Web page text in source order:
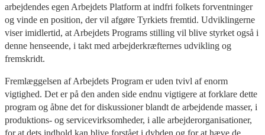
arbejdendes egen Arbejdets Platform at indfri folkets forventninger
og vinde en position, der vil afgøre Tyrkiets fremtid. Udviklingerne
viser imidlertid, at Arbejdets Programs stilling vil blive styrket også i
denne henseende, i takt med arbejderkræfternes udvikling og
fremskridt.
Fremlæggelsen af Arbejdets Program er uden tvivl af enorm
vigtighed. Det er på den anden side endnu vigtigere at forklare dette
program og åbne det for diskussioner blandt de arbejdende masser, i
produktions- og servicevirksomheder, i alle arbejderorganisationer,
for at dets indhold kan blive forstået i dybden og for at hæve de